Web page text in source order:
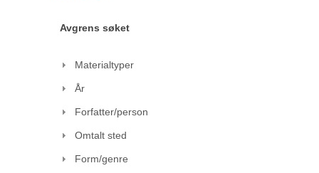
Avgrens søket
Materialtyper
År
Forfatter/person
Omtalt sted
Form/genre